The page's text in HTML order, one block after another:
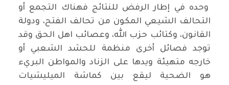
وحده في إطار الرفض للنتائج فهناك التجمع أو
التحالف الشيعي المكون من تحالف الفتح، ودولة
القانون، وكتائب حزب الله، وعصائب اهل الحق وقد
توجد فصائل أخرى منظمة للحشد الشعبي أو
خارجه متهيئة ويدها على الزناد والمواطن البريء
هو الضحية ليقع بين كماشة الميليشيات